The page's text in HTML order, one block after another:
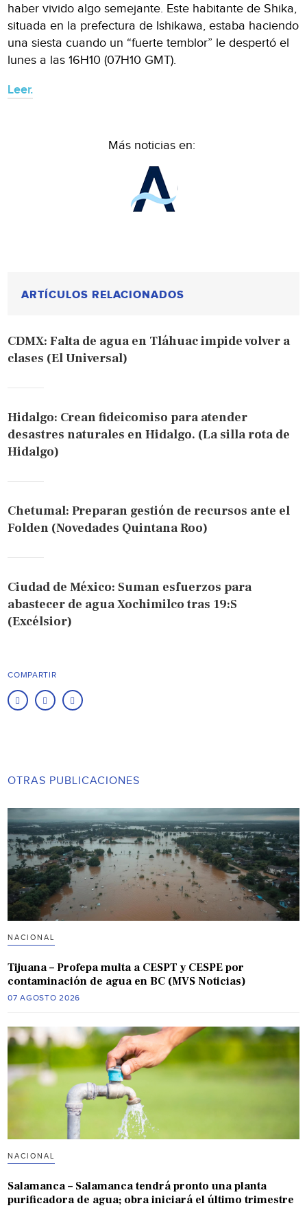
haber vivido algo semejante. Este habitante de Shika,
situada en la prefectura de Ishikawa, estaba haciendo
una siesta cuando un “fuerte temblor” le despertó el
lunes a las 16H10 (07H10 GMT).
Leer.
Más noticias en:
ARTÍCULOS RELACIONADOS
CDMX: Falta de agua en Tláhuac impide volver a
clases (El Universal)
Hidalgo: Crean fideicomiso para atender
desastres naturales en Hidalgo. (La silla rota de
Hidalgo)
Chetumal: Preparan gestión de recursos ante el
Folden (Novedades Quintana Roo)
Ciudad de México: Suman esfuerzos para
abastecer de agua Xochimilco tras 19:S
(Excélsior)
COMPARTIR
OTRAS PUBLICACIONES
NACIONAL
Tijuana – Profepa multa a CESPT y CESPE por
contaminación de agua en BC (MVS Noticias)
07 AGOSTO 2026
NACIONAL
Salamanca – Salamanca tendrá pronto una planta
purificadora de agua; obra iniciará el último trimestre